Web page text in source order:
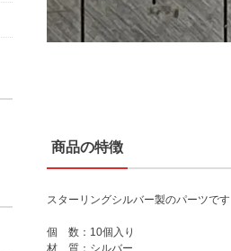
商品の特徴
スターリングシルバー製のパーツです
個 数：10個入り